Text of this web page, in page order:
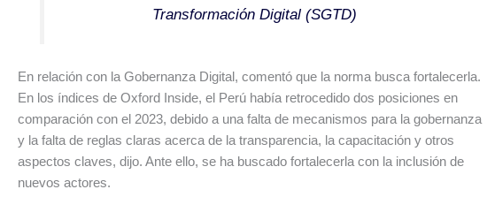
Transformación Digital (SGTD)
En relación con la Gobernanza Digital, comentó que la norma busca fortalecerla.
En los índices de Oxford Inside, el Perú había retrocedido dos posiciones en
comparación con el 2023, debido a una falta de mecanismos para la gobernanza
y la falta de reglas claras acerca de la transparencia, la capacitación y otros
aspectos claves, dijo. Ante ello, se ha buscado fortalecerla con la inclusión de
nuevos actores.